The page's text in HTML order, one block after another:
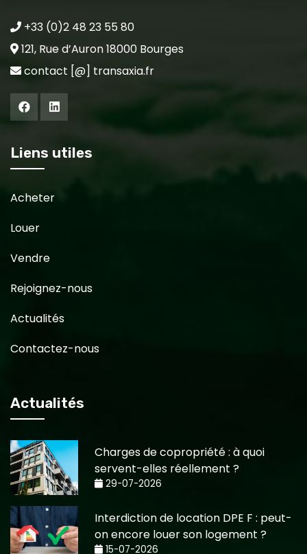
+33 (0)2 48 23 55 80
121, Rue d’Auron 18000 Bourges
contact [@] transaxia.fr
Liens utiles
Acheter
Louer
Vendre
Rejoignez-nous
Actualités
Contactez-nous
Actualités
Charges de copropriété : à quoi
servent-elles réellement ?
29-07-2026
Interdiction de location DPE F : peut-
on encore louer son logement ?
15-07-2026